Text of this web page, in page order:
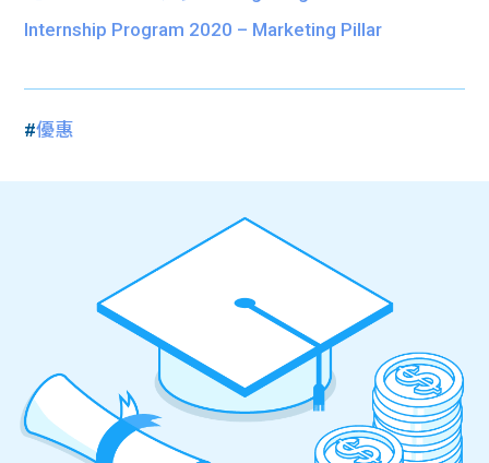
Internship Program 2020 – Marketing Pillar
#優惠